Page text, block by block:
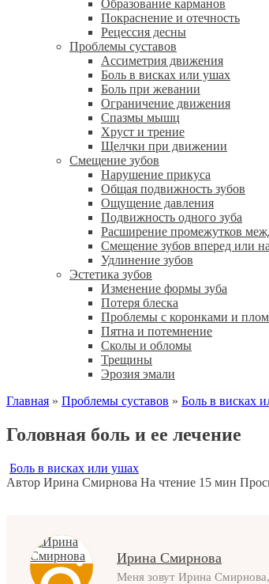
Образование карманов
Покраснение и отечность
Рецессия десны
Проблемы суставов
Ассиметрия движения
Боль в висках или ушах
Боль при жевании
Ограничение движения
Спазмы мышц
Хруст и трение
Щелчки при движении
Смещение зубов
Нарушение прикуса
Общая подвижность зубов
Ощущение давления
Подвижность одного зуба
Расширение промежутков
Смещение зубов вперед или
Удлинение зубов
Эстетика зубов
Изменение формы зуба
Потеря блеска
Проблемы с коронками и
Пятна и потемнение
Сколы и обломы
Трещины
Эрозия эмали
Главная » Проблемы суставов » Боль в висках
Головная боль и ее лечение
Боль в висках или ушах
Автор Ирина Смирнова На чтение 15 мин
Ирина Смирнова
Меня зовут Ирина